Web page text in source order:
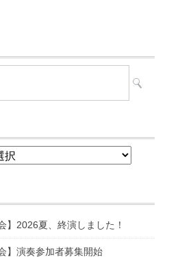
】2026夏、終演しました！
】演奏参加者募集開始